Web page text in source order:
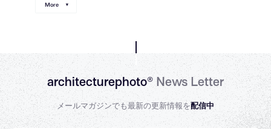
More
architecturephoto®News Letter
メールマガジンでも最新の更新情報を配信中